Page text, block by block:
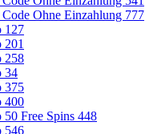
Ohne Einzahlung 777
127
201
258
34
375
400
50 Free Spins 448
546